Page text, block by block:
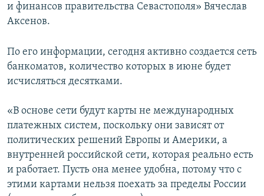
КРЫМ.НЕПОКОРЕННЫЙ
УКРАИНСКАЯ ПРОБЛЕМА КРЫМА
Все сайты RFE/RL
и финансов правительства Севастополя» Вячеслав
Аксенов.
По его информации, сегодня активно создается сеть
банкоматов, количество которых в июне будет
исчисляться десятками.
«В основе сети будут карты не международных
платежных систем, поскольку они зависят от
политических решений Европы и Америки, а
внутренней российской сети, которая реально есть
и работает. Пусть она менее удобна, потому что с
этими картами нельзя поехать за пределы России